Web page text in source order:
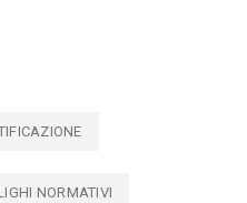
NORMATIVI